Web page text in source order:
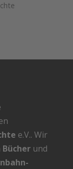
e.V.. Wir
Bücherund